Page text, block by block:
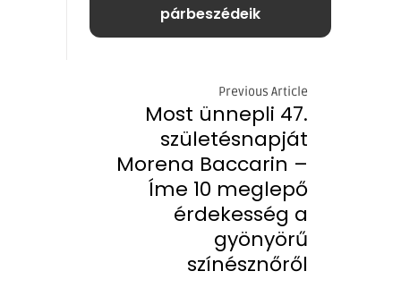
párbeszédeik
Previous Article
Most ünnepli 47.
születésnapját
Morena Baccarin –
Íme 10 meglepő
érdekesség a
gyönyörű
színésznőről